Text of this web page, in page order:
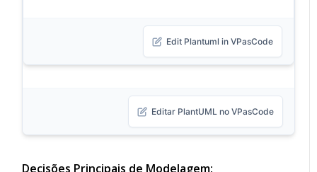
Edit Plantuml in VPasCode
Editar PlantUML no VPasCode
Decisões Principais de Modelagem: